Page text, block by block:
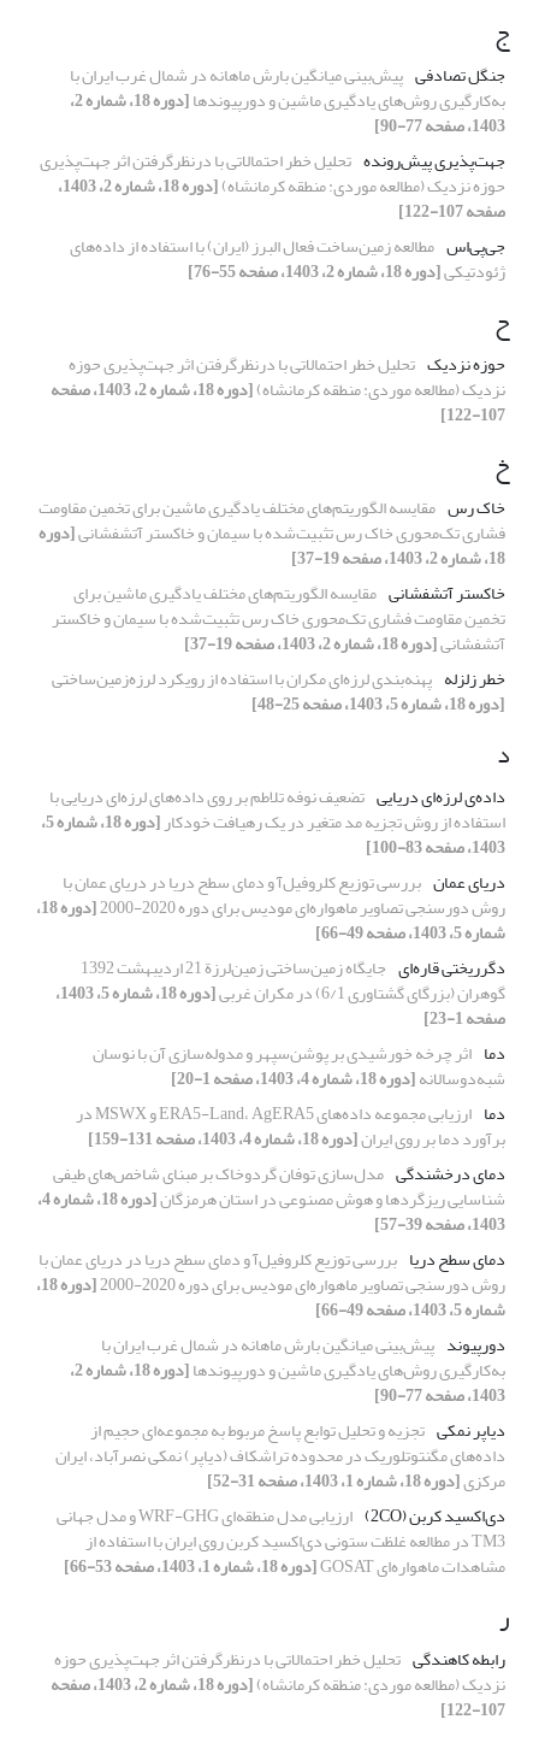
ج
جنگل تصادفی پیش‌بینی میانگین بارش ماهانه در شمال غرب ایران با
به‌کارگیری روش‌های یادگیری ماشین و دورپیوندها [دوره 18، شماره 2،
1403، صفحه 77-90]
جهت‌پذیری پیش‌رونده تحلیل خطر احتمالاتی با درنظرگرفتن اثر جهت‌پذیری
حوزه نزدیک (مطالعه موردی: منطقه کرمانشاه) [دوره 18، شماره 2، 1403،
صفحه 107-122]
جی‌پی‌اس مطالعه زمین‌ساخت فعال البرز (ایران) با استفاده از داده‌های
ژئودتیکی[دوره 18، شماره 2، 1403، صفحه 55-76]
ح
حوزه نزدیک تحلیل خطر احتمالاتی با درنظرگرفتن اثر جهت‌پذیری حوزه
نزدیک (مطالعه موردی: منطقه کرمانشاه) [دوره 18، شماره 2، 1403، صفحه
107-122]
خ
خاک رس مقایسه الگوریتم‌های مختلف یادگیری ماشین برای تخمین مقاومت
فشاری تک‌محوری خاک رس تثبیت‌شده با سیمان و خاکستر آتشفشانی[دوره
18، شماره 2، 1403، صفحه 19-37]
خاکستر آتشفشانی مقایسه الگوریتم‌های مختلف یادگیری ماشین برای
تخمین مقاومت فشاری تک‌محوری خاک رس تثبیت‌شده با سیمان و خاکستر
آتشفشانی[دوره 18، شماره 2، 1403، صفحه 19-37]
خطر زلزله پهنه‌بندی لرزه‌ای مکران با استفاده از رویکرد لرزه‌زمین‌ساختی
[دوره 18، شماره 5، 1403، صفحه 25-48]
د
داده‌ی لرزه‌ای دریایی تضعیف نوفه تلاطم بر روی داده‌های لرزه‌ای دریایی با
استفاده از روش تجزیه مد متغیر در یک رهیافت خودکار [دوره 18، شماره 5،
1403، صفحه 83-100]
دریای عمان بررسی توزیع کلروفیل‌آ و دمای سطح دریا در دریای عمان با
روش دورسنجی تصاویر ماهواره‌ای مودیس برای دوره 2020-2000 [دوره 18،
شماره 5، 1403، صفحه 49-66]
دگرریختی قاره‌ای
جایگاه ‌زمین‌ساختی زمین‌لرزة 21 اردیبهشت 1392
گوهران (بزرگای گشتاوری 6/1) در مکران غربی [دوره 18، شماره 5، 1403،
صفحه 1-23]
دما اثر چرخه خورشیدی بر پوشن‌سپهر و مدوله‌سازی آن با نوسان
شبه‌دوسالانه[دوره 18، شماره 4، 1403، صفحه 1-20]
دما
ارزیابی مجموعه داده‌های ERA5-Land، AgERA5 و MSWX در
برآورد دما بر روی ایران[دوره 18، شماره 4، 1403، صفحه 131-159]
دمای درخشندگی مدل‌سازی توفان گردوخاک بر مبنای شاخص‌های طیفی
شناسایی ریزگردها و هوش مصنوعی در استان هرمزگان [دوره 18، شماره 4،
1403، صفحه 39-57]
دمای سطح دریا بررسی توزیع کلروفیل‌آ و دمای سطح دریا در دریای عمان با
روش دورسنجی تصاویر ماهواره‌ای مودیس برای دوره 2020-2000 [دوره 18،
شماره 5، 1403، صفحه 49-66]
دورپیوند پیش‌بینی میانگین بارش ماهانه در شمال غرب ایران با
به‌کارگیری روش‌های یادگیری ماشین و دورپیوندها [دوره 18، شماره 2،
1403، صفحه 77-90]
دیاپر نمکی تجزیه و تحلیل توابع پاسخ مربوط به مجموعه‌ای حجیم از
داده‌های مگنتوتلوریک در محدوده تراشکاف (دیاپر) نمکی نصرآباد، ایران
مرکزی[دوره 18، شماره 1، 1403، صفحه 31-52]
دی‌اکسید کربن‌ (2CO)
ارزیابی مدل منطقه‌ای WRF-GHG و مدل جهانی
TM3 در مطالعه غلظت ستونی ‌دی‌اکسید کربن روی ایران با استفاده از
مشاهدات ماهواره‌ای GOSAT [دوره 18، شماره 1، 1403، صفحه 53-66]
ر
رابطه کاهندگی تحلیل خطر احتمالاتی با درنظرگرفتن اثر جهت‌پذیری حوزه
نزدیک (مطالعه موردی: منطقه کرمانشاه) [دوره 18، شماره 2، 1403، صفحه
107-122]